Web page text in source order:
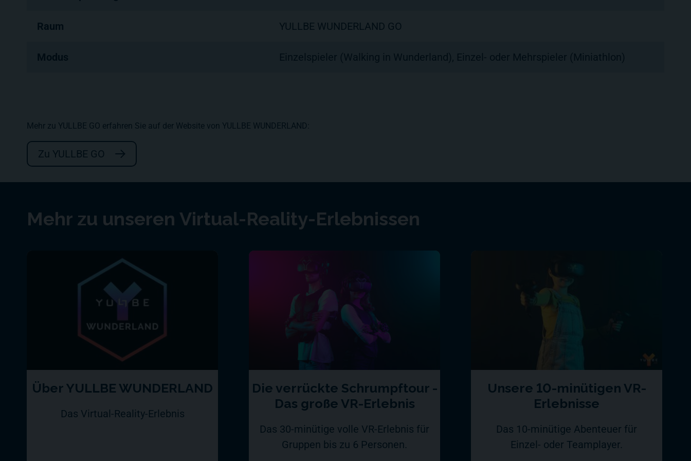
Raum YULLBE WUNDERLAND GO
Modus Einzelspieler (Walking in Wunderland), Einzel- oder Mehrspieler (Miniathlon)
Mehr zu YULLBE GO erfahren Sie auf der Website von YULLBE WUNDERLAND:
Zu YULLBE GO
Mehr zu unseren Virtual-Reality-Erlebnissen
Über YULLBE WUNDERLAND
Das Virtual-Reality-Erlebnis
Die verrückte Schrumpftour -
Das große VR-Erlebnis
Das 30-minütige volle VR-Erlebnis für
Gruppen bis zu 6 Personen.
Unsere 10-minütigen VR-
Erlebnisse
Das 10-minütige Abenteuer für
Einzel- oder Teamplayer.